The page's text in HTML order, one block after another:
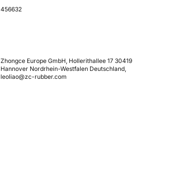
456632
Zhongce Europe GmbH, Hollerithallee 17 30419
Hannover Nordrhein-Westfalen Deutschland,
leoliao@zc-rubber.com